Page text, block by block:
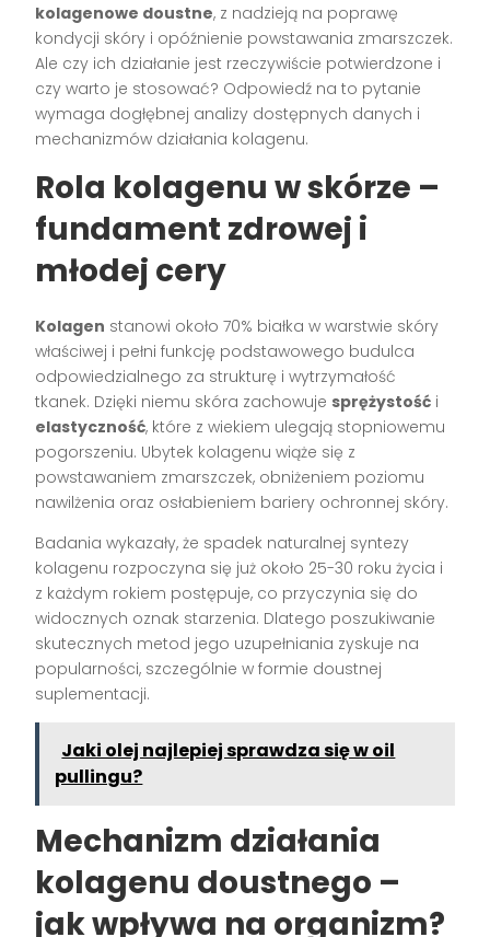
kolagenowe doustne, z nadzieją na poprawę
kondycji skóry i opóźnienie powstawania zmarszczek.
Ale czy ich działanie jest rzeczywiście potwierdzone i
czy warto je stosować? Odpowiedź na to pytanie
wymaga dogłębnej analizy dostępnych danych i
mechanizmów działania kolagenu.
Rola kolagenu w skórze –
fundament zdrowej i
młodej cery
Kolagen stanowi około 70% białka w warstwie skóry
właściwej i pełni funkcję podstawowego budulca
odpowiedzialnego za strukturę i wytrzymałość
tkanek. Dzięki niemu skóra zachowuje sprężystość i
elastyczność, które z wiekiem ulegają stopniowemu
pogorszeniu. Ubytek kolagenu wiąże się z
powstawaniem zmarszczek, obniżeniem poziomu
nawilżenia oraz osłabieniem bariery ochronnej skóry.
Badania wykazały, że spadek naturalnej syntezy
kolagenu rozpoczyna się już około 25-30 roku życia i
z każdym rokiem postępuje, co przyczynia się do
widocznych oznak starzenia. Dlatego poszukiwanie
skutecznych metod jego uzupełniania zyskuje na
popularności, szczególnie w formie doustnej
suplementacji.
Jaki olej najlepiej sprawdza się w oil
pullingu?
Mechanizm działania
kolagenu doustnego –
jak wpływa na organizm?